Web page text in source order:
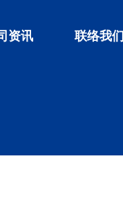
资讯 联络我们